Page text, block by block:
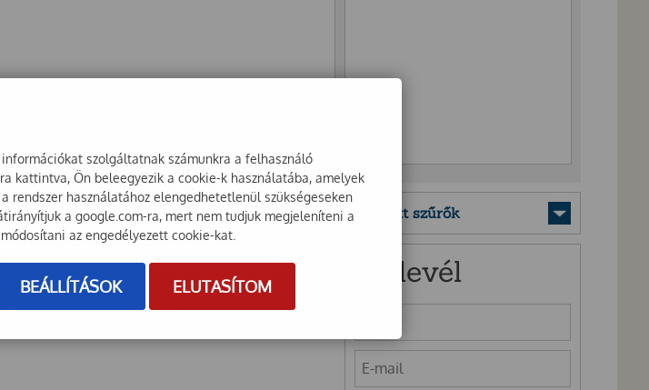
Mentett szűrők
Hírlevél
szolgáltatnak számunkra a felhasználó
kattintva, Ön beleegyezik a cookie-k használatába, amelyek
használatához elengedhetetlenül szükségeseken
a google.com-ra, mert nem tudjuk megjeleníteni a
az engedélyezett cookie-kat.
BEÁLLÍTÁSOK ELUTASÍTOM